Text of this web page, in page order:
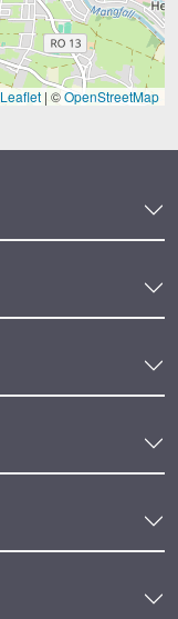
Leaflet | ©OpenStreetMap